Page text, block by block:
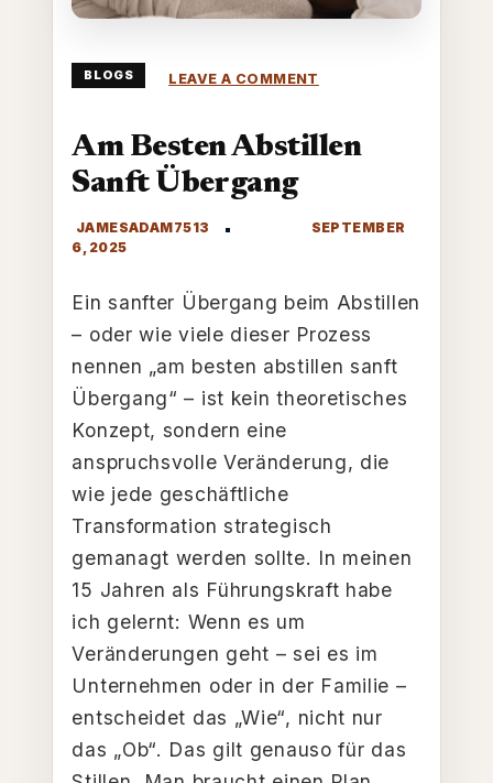
BLOGS LEAVE A COMMENT
AM
ABSTILLEN
SANFT
Am Besten Abstillen
Sanft Übergang
Ein sanfter Übergang beim Abstillen
– oder wie viele dieser Prozess
nennen „am besten abstillen sanft
Übergang“ – ist kein theoretisches
Konzept, sondern eine
anspruchsvolle Veränderung, die
wie jede geschäftliche
Transformation strategisch
gemanagt werden sollte. In meinen
15 Jahren als Führungskraft habe
ich gelernt: Wenn es um
Veränderungen geht – sei es im
Unternehmen oder in der Familie –
entscheidet das „Wie“, nicht nur
das „Ob“. Das gilt genauso für das